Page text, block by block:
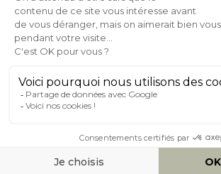
SOCIAL NETWORK
© 2007-2026 Miliboo
Tous droits réservés